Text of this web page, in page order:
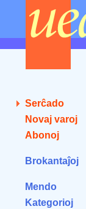
Serĉado
Novaj varoj
Abonoj
Brokantaĵoj
Mendo
Kategorioj